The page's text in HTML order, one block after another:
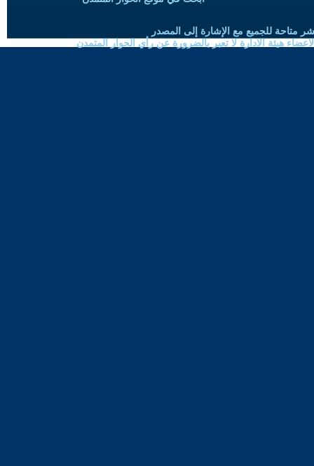
متاحة للجميع مع الإشارة إلى المصدر
هيئة الادارة لا تعبر بالضرورة عن رأي الحوار المتمدن